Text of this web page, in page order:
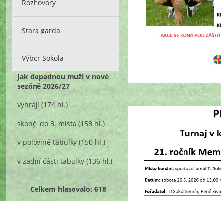
Rozhovory
Stará garda
Výbor Sokola
Jak dopadnou muži v nové
sezóně 2026/27
vyhrají (174 hl.)
skončí do 3. místa (158 hl.)
v polovině tabulky (150 hl.)
v zadní části tabulky (136 hl.)
Celkem hlasovalo: 618